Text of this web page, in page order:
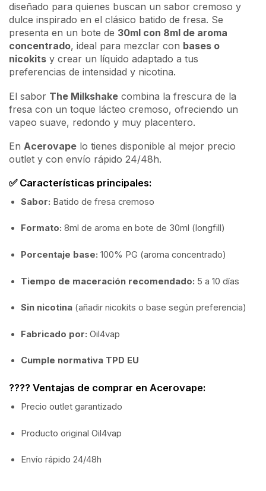
diseñado para quienes buscan un sabor cremoso y
dulce inspirado en el clásico batido de fresa. Se
presenta en un bote de 30ml con 8ml de aroma
concentrado, ideal para mezclar con bases o
nicokits y crear un líquido adaptado a tus
preferencias de intensidad y nicotina.
El sabor The Milkshake combina la frescura de la
fresa con un toque lácteo cremoso, ofreciendo un
vapeo suave, redondo y muy placentero.
En Acerovape lo tienes disponible al mejor precio
outlet y con envío rápido 24/48h.
✅ Características principales:
Sabor: Batido de fresa cremoso
Formato: 8ml de aroma en bote de 30ml (longfill)
Porcentaje base: 100% PG (aroma concentrado)
Tiempo de maceración recomendado: 5 a 10 días
Sin nicotina (añadir nicokits o base según preferencia)
Fabricado por: Oil4vap
Cumple normativa TPD EU
???? Ventajas de comprar en Acerovape:
Precio outlet garantizado
Producto original Oil4vap
Envío rápido 24/48h